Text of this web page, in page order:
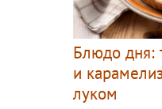
Блюдо дня:
и
луком